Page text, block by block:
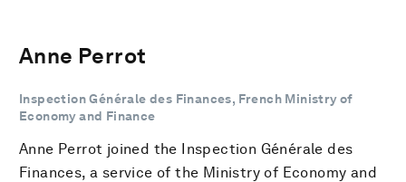
Anne Perrot
Inspection Générale des Finances, French Ministry of
Economy and Finance
Anne Perrot joined the Inspection Générale des
Finances, a service of the Ministry of Economy and